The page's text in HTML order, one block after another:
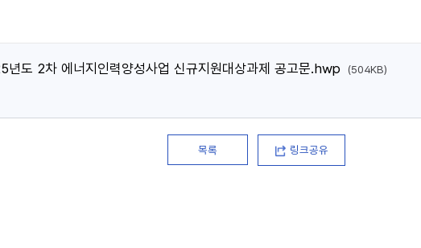
도 2차 에너지인력양성사업 신규지원대상과제 공고문.hwp (504KB)
목록 링크공유